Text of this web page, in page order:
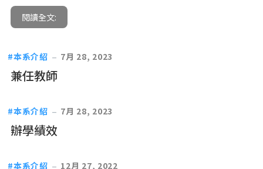
閱讀全文:
本系介紹 7月 28, 2023
兼任教師
本系介紹 7月 28, 2023
辦學績效
本系介紹 12月 27, 2022